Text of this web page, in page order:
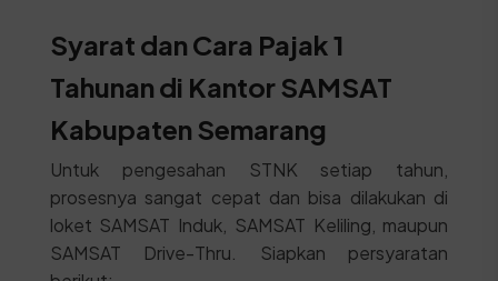
Syarat dan Cara Pajak 1
Tahunan di Kantor SAMSAT
Kabupaten Semarang
Untuk pengesahan STNK setiap tahun,
prosesnya sangat cepat dan bisa dilakukan di
loket SAMSAT Induk, SAMSAT Keliling, maupun
SAMSAT Drive-Thru. Siapkan persyaratan